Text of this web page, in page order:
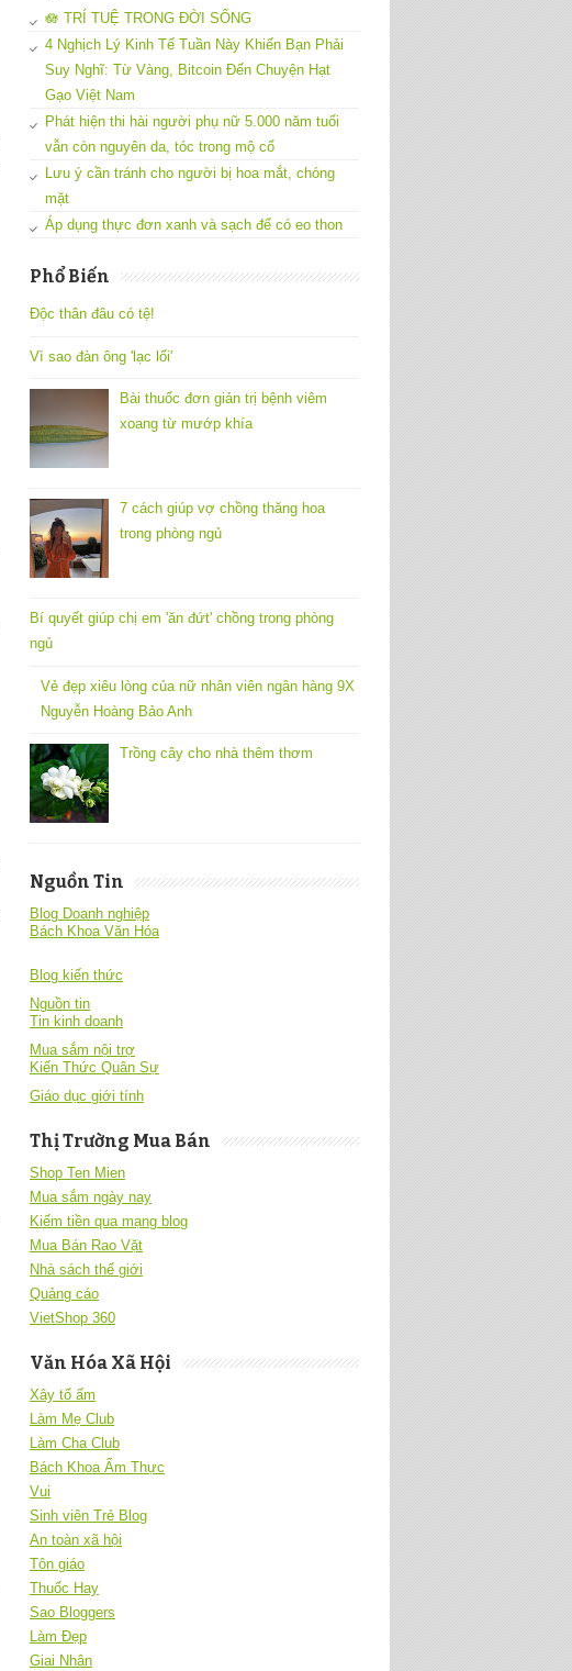
🪷 TRÍ TUỆ TRONG ĐỜI SỐNG
4 Nghịch Lý Kinh Tế Tuần Này Khiến Bạn Phải
Suy Nghĩ: Từ Vàng, Bitcoin Đến Chuyện Hạt
Gạo Việt Nam
Phát hiện thi hài người phụ nữ 5.000 năm tuổi
vẫn còn nguyên da, tóc trong mộ cổ
Lưu ý cần tránh cho người bị hoa mắt, chóng
mặt
Áp dụng thực đơn xanh và sạch để có eo thon
Phổ Biến
Độc thân đâu có tệ!
Vì sao đàn ông 'lạc lối'
Bài thuốc đơn giản trị bệnh viêm
xoang từ mướp khía
7 cách giúp vợ chồng thăng hoa
trong phòng ngủ
Bí quyết giúp chị em 'ăn đứt' chồng trong phòng
ngủ
Vẻ đẹp xiêu lòng của nữ nhân viên ngân hàng 9X
Nguyễn Hoàng Bảo Anh
Trồng cây cho nhà thêm thơm
Nguồn Tin
Blog Doanh nghiệp
Bách Khoa Văn Hóa
Blog kiến thức
Nguồn tin
Tin kinh doanh
Mua sắm nội trợ
Kiến Thức Quân Sự
Giáo dục giới tính
Thị Trường Mua Bán
Shop Ten Mien
Mua sắm ngày nay
Kiếm tiền qua mạng blog
Mua Bán Rao Vặt
Nhà sách thế giới
Quảng cáo
VietShop 360
Văn Hóa Xã Hội
Xây tổ ấm
Làm Mẹ Club
Làm Cha Club
Bách Khoa Ẩm Thực
Vui
Sinh viên Trẻ Blog
An toàn xã hội
Tôn giáo
Thuốc Hay
Sao Bloggers
Làm Đẹp
Giai Nhân